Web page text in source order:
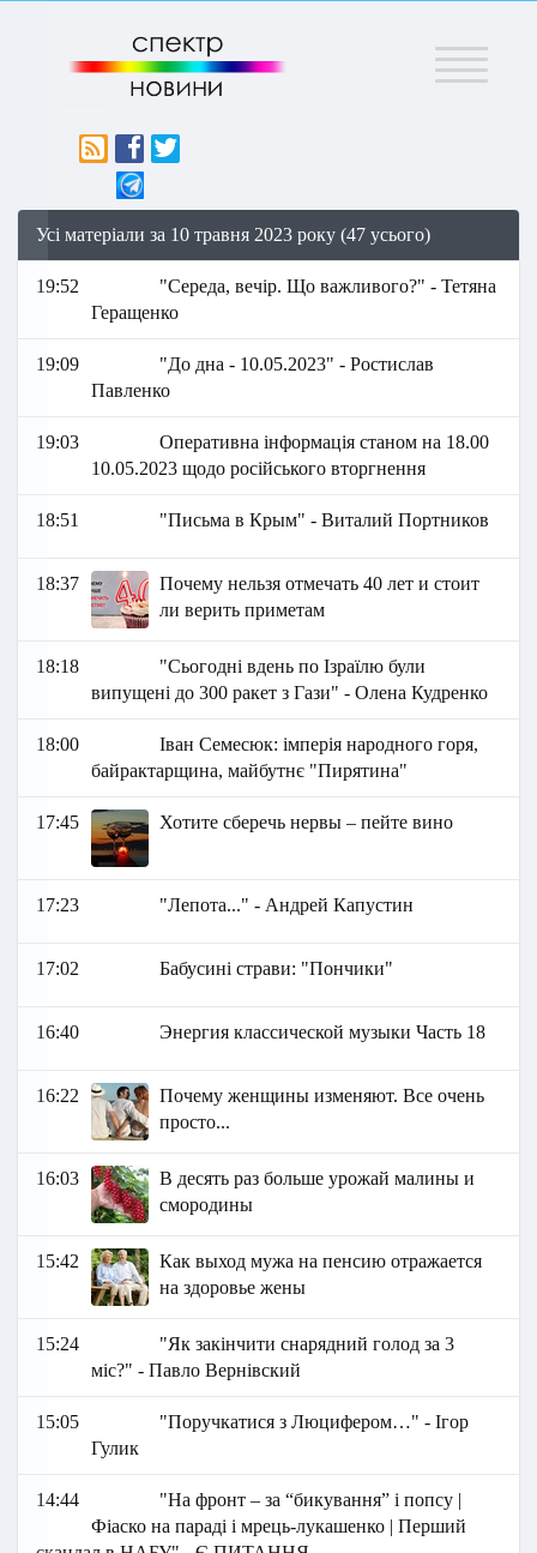
Меню
Усі матеріали за 10 травня 2023 року (47 усього)
19:52
"Середа, вечір. Що важливого?" - Тетяна
Геращенко
19:09
"До дна - 10.05.2023" - Ростислав
Павленко
19:03
Оперативна інформація станом на 18.00
10.05.2023 щодо російського вторгнення
18:51 "Письма в Крым" - Виталий Портников
18:37
Почему нельзя отмечать 40 лет и стоит
ли верить приметам
18:18
"Сьогодні вдень по Ізраїлю були
випущені до 300 ракет з Гази" - Олена Кудренко
18:00
Іван Семесюк: імперія народного горя,
байрактарщина, майбутнє "Пирятина"
17:45 Хотите сберечь нервы – пейте вино
17:23 "Лепота..." - Андрей Капустин
17:02 Бабусині страви: "Пончики"
16:40 Энергия классической музыки Часть 18
16:22
Почему женщины изменяют. Все очень
просто...
16:03
В десять раз больше урожай малины и
смородины
15:42
Как выход мужа на пенсию отражается
на здоровье жены
15:24
"Як закінчити снарядний голод за 3
міс?" - Павло Вернівский
15:05
"Поручкатися з Люцифером…" - Ігор
Гулик
14:44
"На фронт – за “бикування” і попсу |
Фіаско на параді і мрець-лукашенко | Перший